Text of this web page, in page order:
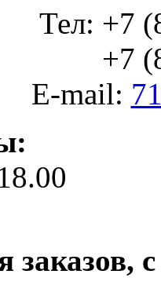
Тел: +7
+7
E-mail: